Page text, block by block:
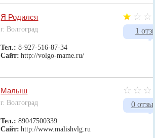
1
Я Родился
г. Волгоград
Тел.:8-927-516-87-34
Сайт: http://volgo-mame.ru/
0
Малыш
г. Волгоград
Тел.:89047500339
Сайт: http://www.malishvlg.ru